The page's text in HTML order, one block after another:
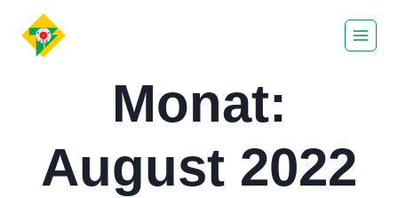
Inhalt
Monat:
August 2022